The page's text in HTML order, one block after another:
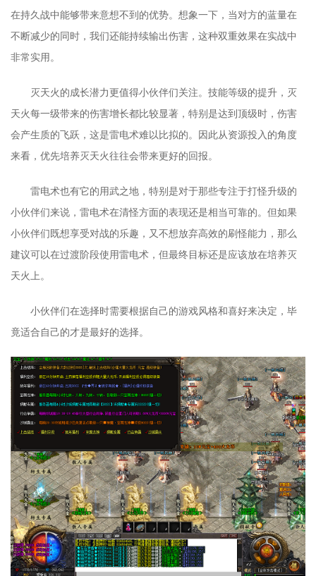
在持久战中能够带来意想不到的优势。想象一下，当对方的蓝量在
不断减少的同时，我们还能持续输出伤害，这种双重效果在实战中
非常实用。
灭天火的成长潜力更值得小伙伴们关注。技能等级的提升，灭
天火每一级带来的伤害增长都比较显著，特别是达到顶级时，伤害
会产生质的飞跃，这是雷电术难以比拟的。因此从资源投入的角度
来看，优先培养灭天火往往会带来更好的回报。
雷电术也有它的用武之地，特别是对于那些专注于打怪升级的
小伙伴们来说，雷电术在清怪方面的表现还是相当可靠的。但如果
小伙伴们既想享受对战的乐趣，又不想放弃高效的刷怪能力，那么
建议可以在过渡阶段使用雷电术，但最终目标还是应该放在培养灭
天火上。
小伙伴们在选择时需要根据自己的游戏风格和喜好来决定，毕
竟适合自己的才是最好的选择。